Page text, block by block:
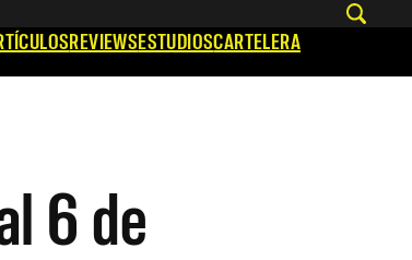
REVIEWSESTUDIOSCARTELERA
6 de